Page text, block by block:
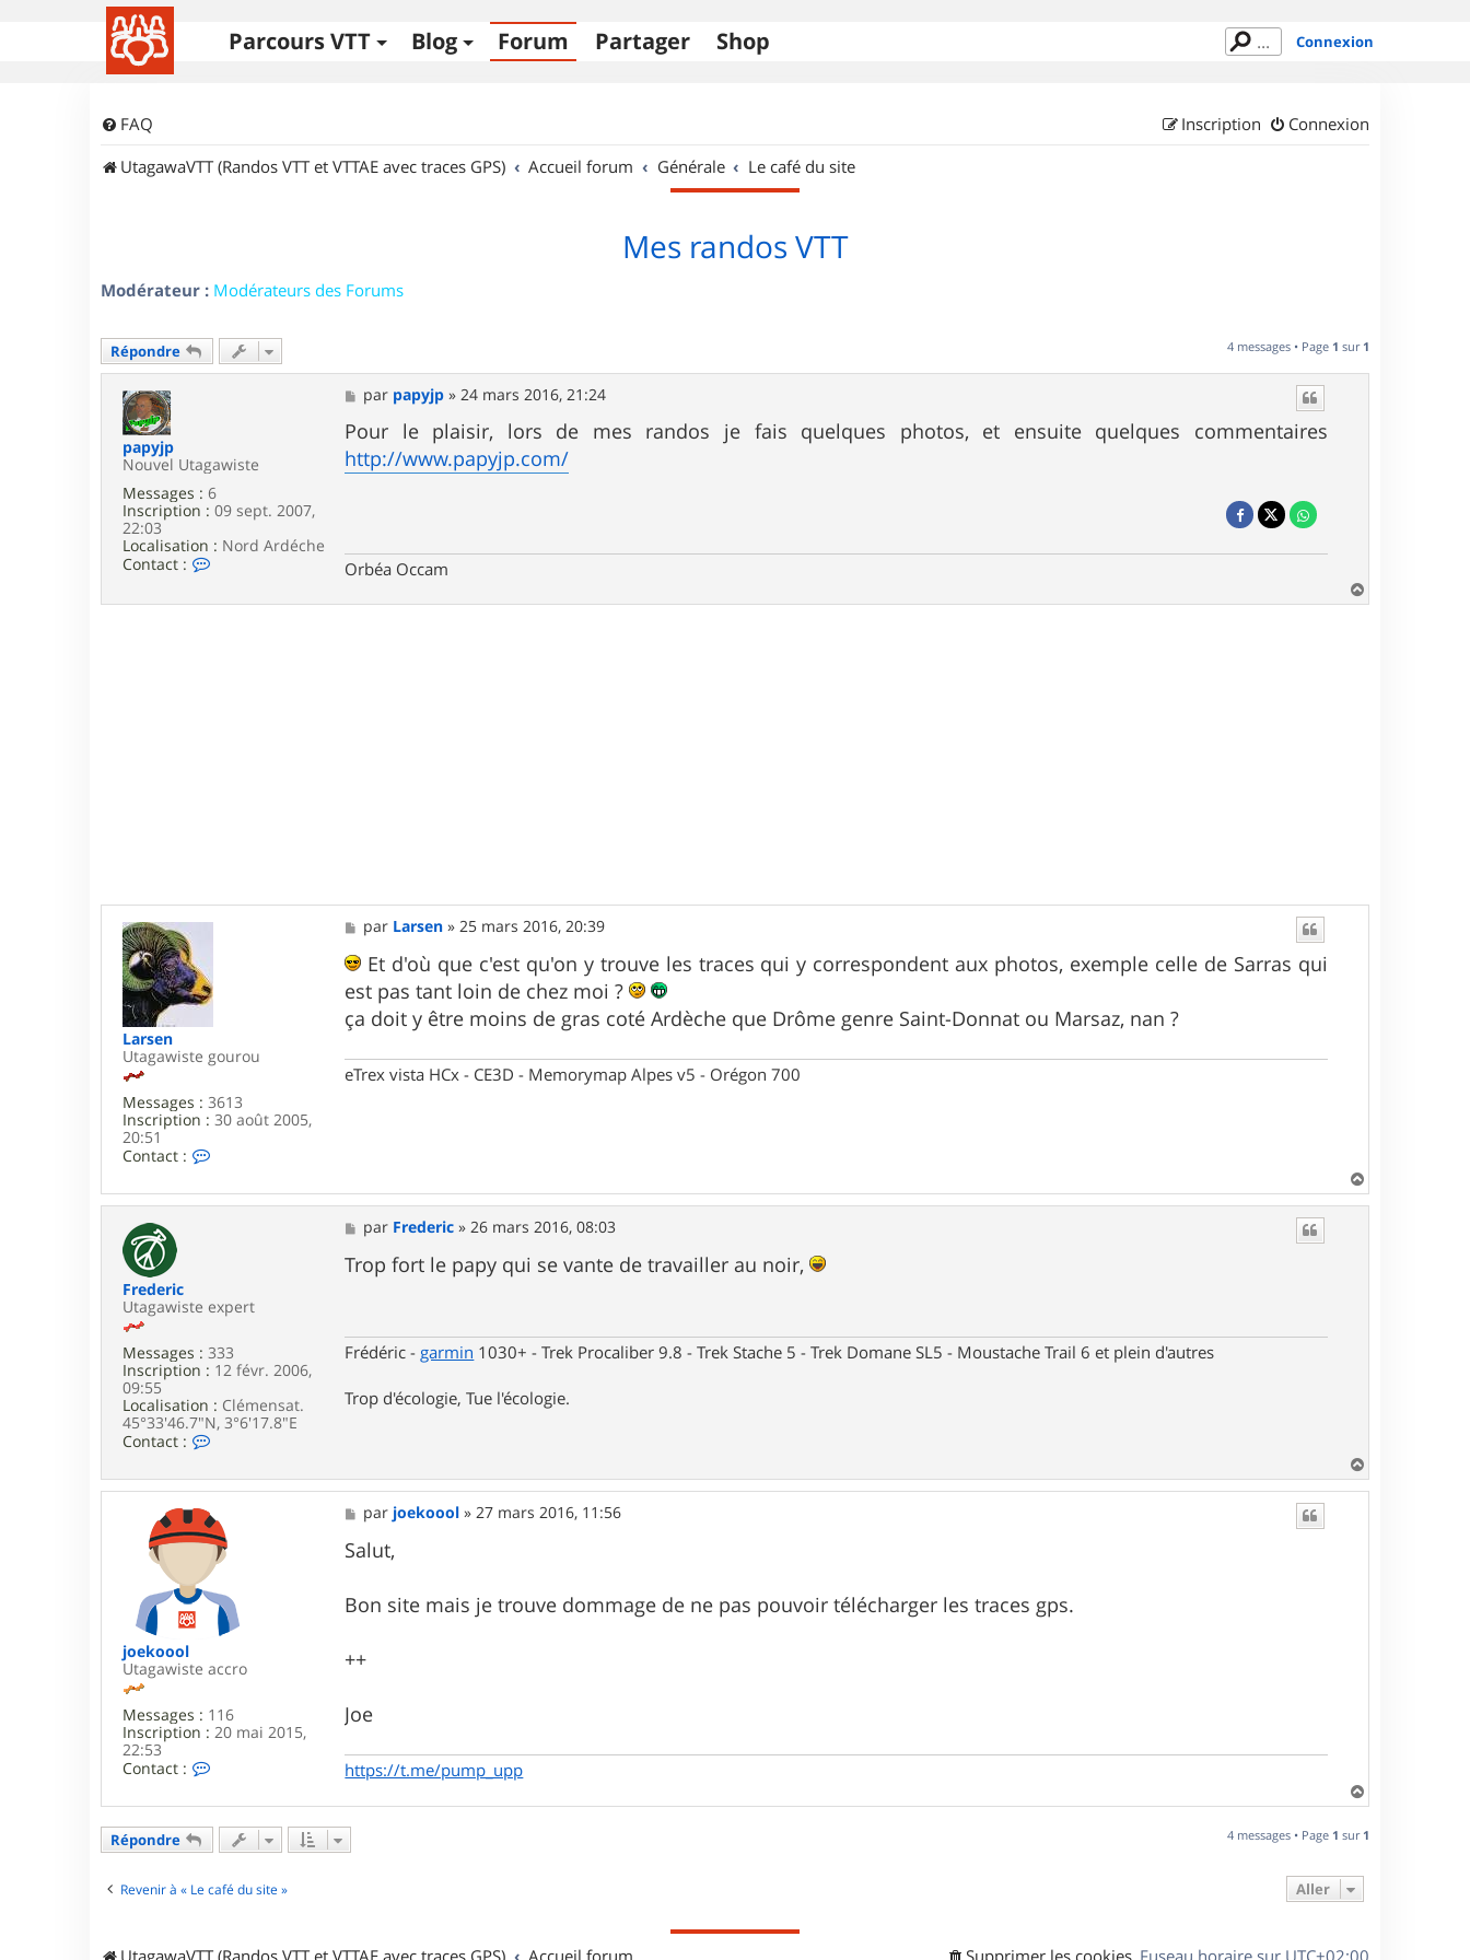
Parcours VTT Blog Forum Partager Shop Connexion
FAQ Connexion
Inscription
UtagawaVTT (Randos VTT et VTTAE avec traces GPS)
Accueil forum Générale Le café du site
Mes randos VTT
Modérateur : Modérateurs des Forums
Répondre 4 messages • Page 1 sur 1
papyjp
Nouvel Utagawiste
Messages : 6
Inscription : 09 sept. 2007,
22:03
Localisation : Nord Ardéche
Contact :
M
e
s
s
a
g
par papyjp »24 mars 2016, 21:24
Pour le plaisir, lors de mes randos je fais quelques photos, et ensuite quelques commentaires
http://www.papyjp.com/
Orbéa Occam
a
Larsen
Utagawiste gourou
Messages : 3613
Inscription : 30 août 2005,
20:51
Contact :
n
t
L
r
s
e
n
M
e
s
a
g
e
par Larsen »25 mars 2016, 20:39
Et d'où que c'est qu'on y trouve les traces qui y correspondent aux photos, exemple celle de Sarras qui
est pas tant loin de chez moi ?
ça doit y être moins de gras coté Ardèche que Drôme genre Saint-Donnat ou Marsaz, nan ?
eTrex vista HCx - CE3D - Memorymap Alpes v5 - Orégon 700
a
Frederic
Utagawiste expert
Messages : 333
Inscription : 12 févr. 2006,
09:55
Localisation : Clémensat.
45°33'46.7"N, 3°6'17.8"E
Contact :
t
c
t
e
F
r
e
e
c
M
e
s
s
par Frederic »26 mars 2016, 08:03
Trop fort le papy qui se vante de travailler au noir,
Frédéric - garmin 1030+ - Trek Procaliber 9.8 - Trek Stache 5 - Trek Domane SL5 - Moustache Trail 6 et plein d'autres
Trop d'écologie, Tue l'écologie.
a
joekoool
Utagawiste accro
Messages : 116
Inscription : 20 mai 2015,
22:53
Contact :
n
c
e
M
e
s
s
g
e
par joekoool »27 mars 2016, 11:56
Salut,
Bon site mais je trouve dommage de ne pas pouvoir télécharger les traces gps.
++
Joe
https://t.me/pump_upp
a
t
Répondre 4 messages • Page 1 sur 1
Revenir à « Le café du site » Aller